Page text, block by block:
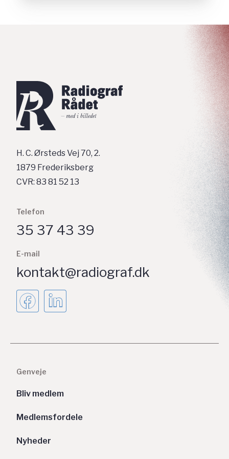
Genveje
Bliv medlem
Medlemsfordele
Nyheder
H. C. Ørsteds Vej 70, 2.
1879 Frederiksberg
CVR: 83 81 52 13
Telefon
35 37 43 39
E-mail
kontakt@radiograf.dk